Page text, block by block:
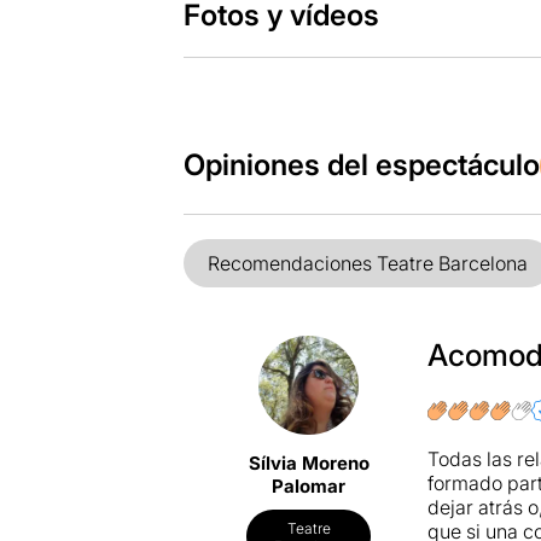
Fotos y vídeos
Opiniones del espectáculo
Recomendaciones Teatre Barcelona
Sílvia Moreno
Palomar
Teatre
Todas las
formado
dejar atrás
que si una